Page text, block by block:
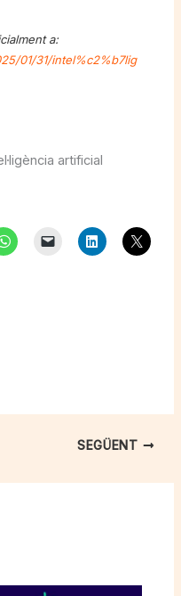
a:
01/31/intel%c2%b7lig
artificial
SEGÜENT